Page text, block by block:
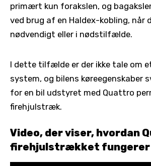
primært kun forakslen, og
ved brug af en Haldex-kobling, når
nødvendigt eller i nødstilfælde.
I dette tilfælde er der ikke tale om
system, og bilens køreegenskaber
for en bil udstyret med Quattro
firehjulstræk.
Video, der viser, hvordan
firehjulstrækket fungerer